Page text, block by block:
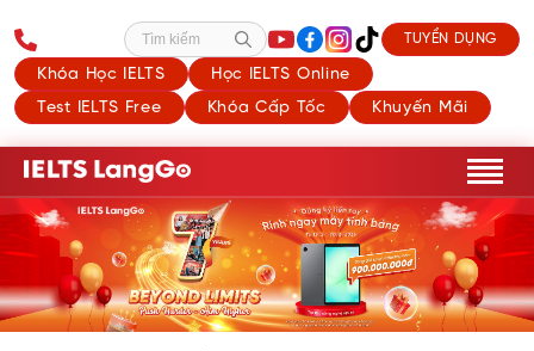
Khóa Học IELTS
Học IELTS Online
Test IELTS Free
Khóa Cấp Tốc Khuyến Mãi
Tìm kiếm TUYỂN DỤNG